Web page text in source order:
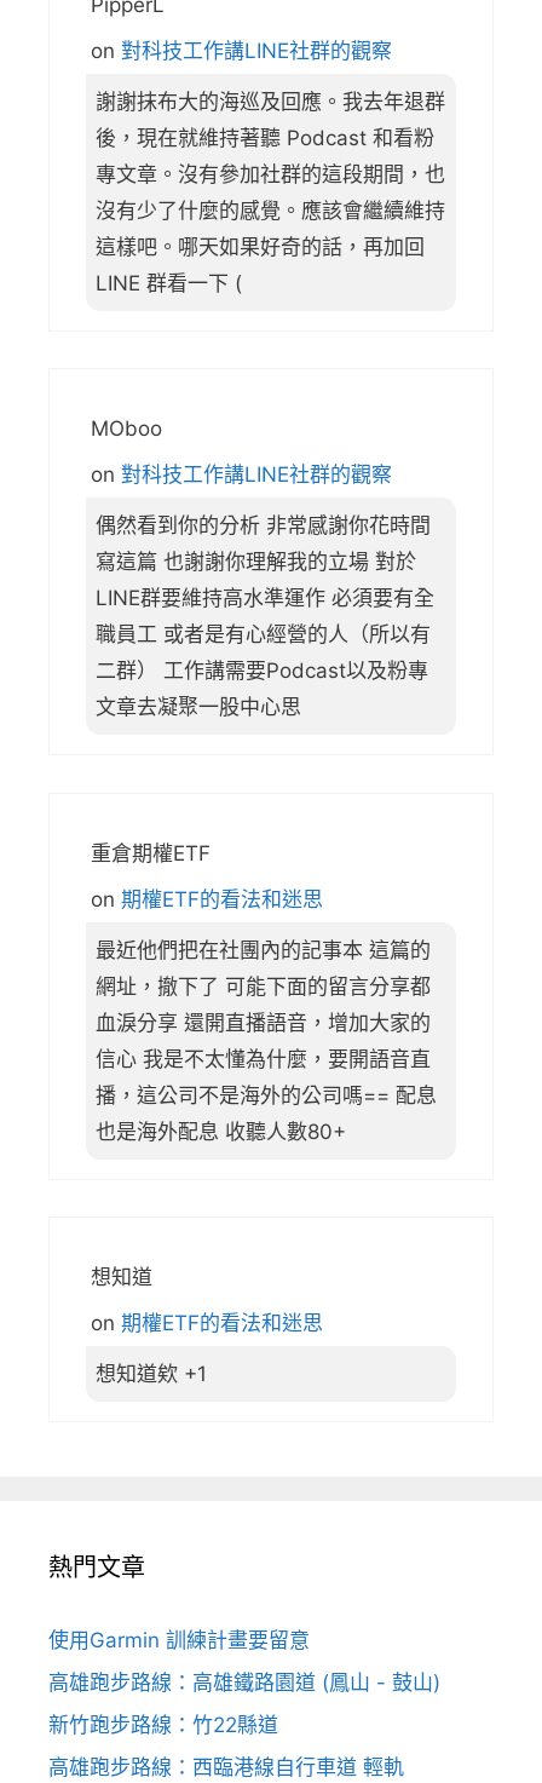
on 對科技工作講LINE社群的觀察
謝謝抹布大的海巡及回應。我去年退群
後，現在就維持著聽 Podcast 和看粉
專文章。沒有參加社群的這段期間，也
沒有少了什麼的感覺。應該會繼續維持
這樣吧。哪天如果好奇的話，再加回
LINE 群看一下 (
MOboo
on 對科技工作講LINE社群的觀察
偶然看到你的分析 非常感謝你花時間
寫這篇 也謝謝你理解我的立場 對於
LINE群要維持高水準運作 必須要有全
職員工 或者是有心經營的人（所以有
二群） 工作講需要Podcast以及粉專
文章去凝聚一股中心思
重倉期權ETF
on 期權ETF的看法和迷思
最近他們把在社團內的記事本 這篇的
網址，撤下了 可能下面的留言分享都
血淚分享 還開直播語音，增加大家的
信心 我是不太懂為什麼，要開語音直
播，這公司不是海外的公司嗎== 配息
也是海外配息 收聽人數80+
想知道
on 期權ETF的看法和迷思
想知道欸 +1
熱門文章
使用Garmin 訓練計畫要留意
高雄跑步路線：高雄鐵路園道 (鳳山 - 鼓山)
新竹跑步路線：竹22縣道
高雄跑步路線：西臨港線自行車道 輕軌